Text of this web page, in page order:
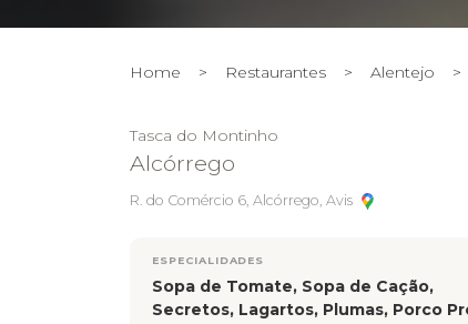
Home > Restaurantes > Alentejo >
Tasca do Montinho
Alcórrego
R. do Comércio 6, Alcórrego, Avis
ESPECIALIDADES
Sopa de Tomate, Sopa de Cação,
Secretos, Lagartos, Plumas, Porco